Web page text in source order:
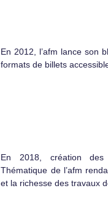
En 2012, l’afm lance son
formats de billets
En 2018, création des
Thématique de l’afm
et la richesse des travaux